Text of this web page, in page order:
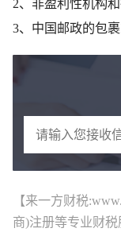
2、非盈利性机构
3、中国邮政的包裹
【来一方财税
商)注册等专业财